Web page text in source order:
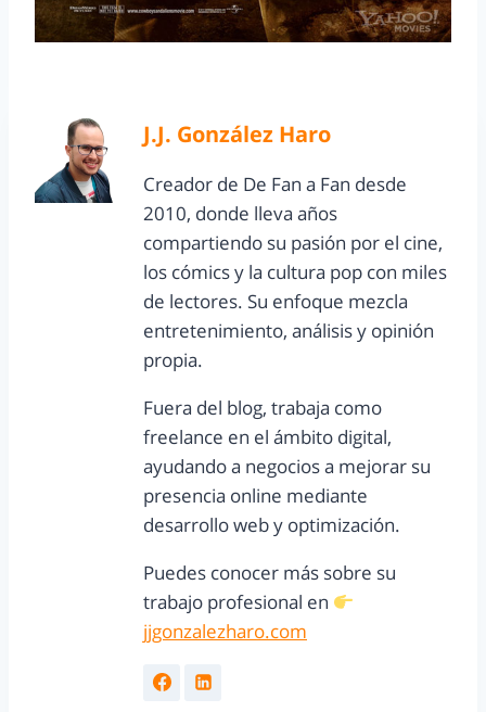
J.J. González Haro
Creador de De Fan a Fan desde
2010, donde lleva años
compartiendo su pasión por el cine,
los cómics y la cultura pop con miles
de lectores. Su enfoque mezcla
entretenimiento, análisis y opinión
propia.
Fuera del blog, trabaja como
freelance en el ámbito digital,
ayudando a negocios a mejorar su
presencia online mediante
desarrollo web y optimización.
Puedes conocer más sobre su
trabajo profesional en
jjgonzalezharo.com